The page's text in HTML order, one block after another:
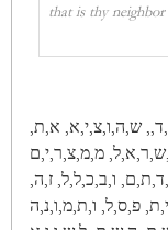
that is thy
ש,ה,ו,צ,י,א, א,ת,
ו,ב,כ,ל,ל, ז,ה,